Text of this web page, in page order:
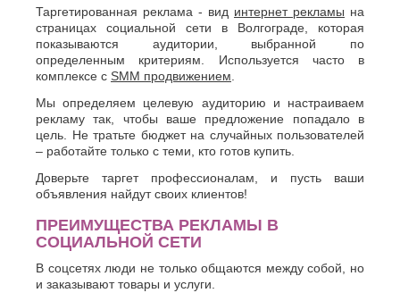
Волгоград
Волгодонск
Волжский
Воронеж
Г
Геленджик
Грозный
Дербент
Джанкой
Дзержинск
Димитровград
Орск
П
Пенза
Пермь
Петрозаводск
Подольск
Пушкино
Пятигорск
Р
Ростов-
на-
Дону
Таргетированная реклама - вид интернет рекламы на
страницах социальной сети в Волгограде, которая
показываются аудитории, выбранной по
определенным критериям. Используется часто в
комплексе с SMM продвижением
Мы определяем целевую аудиторию и настраиваем
рекламу так, чтобы ваше предложение попадало в
цель. Не тратьте бюджет на случайных пользователей
– работайте только с теми, кто готов купить.
Доверьте таргет профессионалам, и пусть ваши
объявления найдут своих клиентов!
ПРЕИМУЩЕСТВА РЕКЛАМЫ В
СОЦИАЛЬНОЙ СЕТИ
В соцсетях люди не только общаются между собой, но
и заказывают товары и услуги.